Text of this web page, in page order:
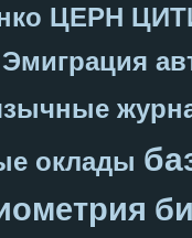
ЦЕРН
Эмиграция
оклады